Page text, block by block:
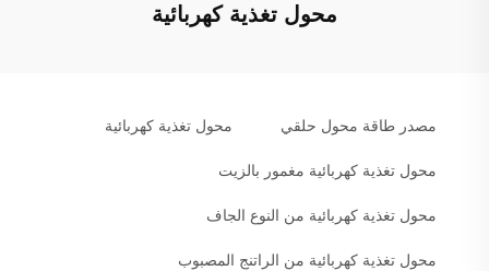
محول تغذية كهربائية
مصدر طاقة محول حلقي محول تغذية كهربائية
محول تغذية كهربائية مغمور بالزيت
محول تغذية كهربائية من النوع الجاف
محول تغذية كهربائية من الراتنج المصبوب